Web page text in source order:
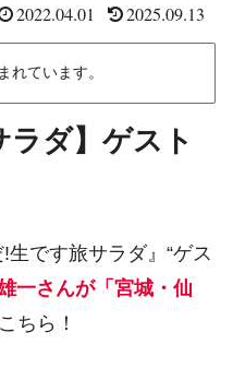
2022.04.01 2025.09.13
れています。
ラダ】ゲスト
です旅サラダ』“ゲス
一さんが「宮城・仙
ちら！